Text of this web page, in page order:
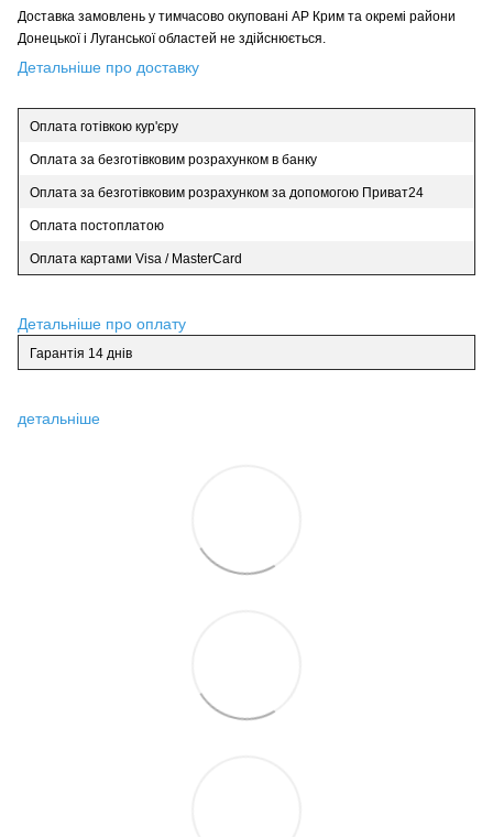
Доставка замовлень у тимчасово окуповані АР Крим та окремі райони
Донецької і Луганської областей не здійснюється.
Детальніше про доставку
Оплата готівкою кур'єру
Оплата за безготівковим розрахунком в банку
Оплата за безготівковим розрахунком за допомогою Приват24
Оплата постоплатою
Оплата картами Visa / MasterCard
Детальніше про оплату
Гарантія 14 днів
детальніше